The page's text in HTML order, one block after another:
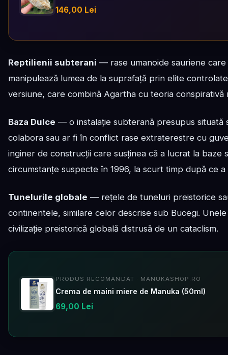
146,00 Lei
Reptilienii subterani — rase umanoide sauriene
manipulează lumea de la suprafață prin elite
versiune, care combină Agartha cu teoria conspirativă
Baza Dulce — o instalație subterană presupus situată
colabora sau ar fi în conflict rase extraterestre cu
inginer de construcții care susținea că a lucrat la
circumstanțe suspecte în 1996, la scurt timp după ce
Tunelurile globale — rețele de tuneluri preistorice
continentele, similare celor descrise sub Bucegi.
civilizație preistorică globală distrusă de un cataclism.
PRODUS RECOMANDAT · MANUKASHOP.RO
Crema de maini miere de Manuka (50ml)
69,00 Lei